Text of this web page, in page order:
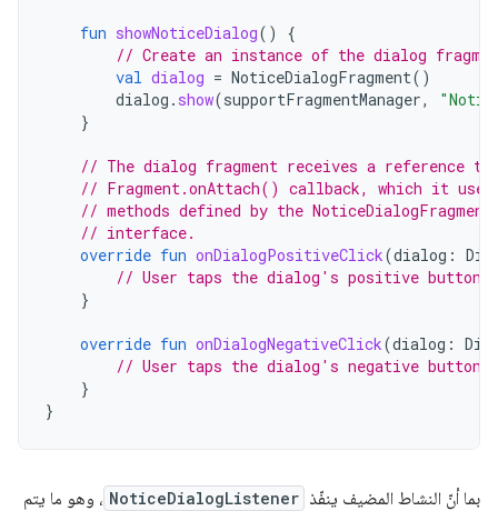
fun showNoticeDialog()
{
// Create an instance of the dialog
val dialog = NoticeDialogFragment()
dialog . show(supportFragmentManager,
}
// The dialog fragment receives a reference
// Fragment.onAttach() callback, which it
// methods defined by the
// interface.
override fun onDialogPositiveClick(dialog :
// User taps the dialog's positive button.
}
override fun onDialogNegativeClick(dialog :
// User taps the dialog's negative button.
}
}
بما أنّ النشاط المضيف ينفّذ NoticeDialogListener ، وهو ما يتم